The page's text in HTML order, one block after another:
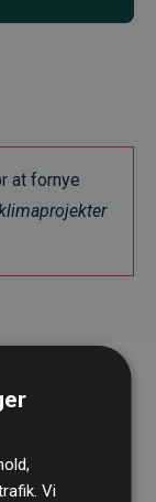
at fornye
Vi